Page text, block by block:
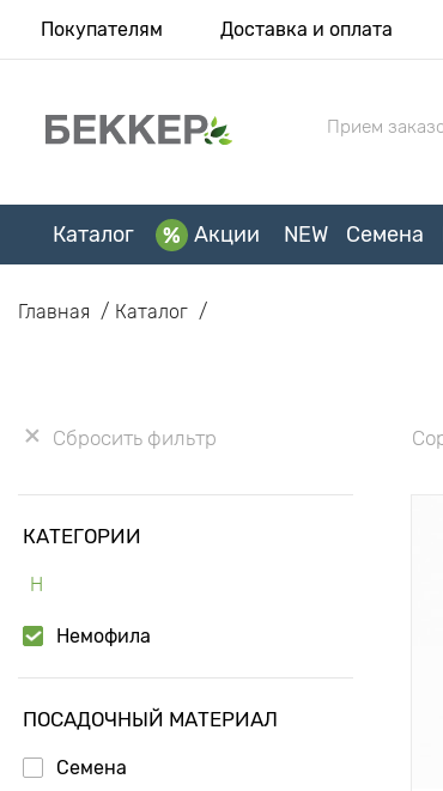
Покупателям Доставка и оплата
Прием
Каталог Акции NEW Семена
Главная Каталог
Сбросить фильтр
КАТЕГОРИИ
Н
Немофила
ПОСАДОЧНЫЙ МАТЕРИАЛ
Семена